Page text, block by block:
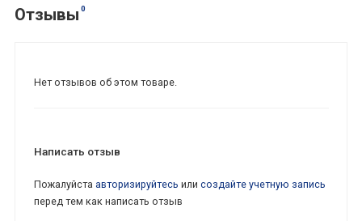
Отзывы 0
Нет отзывов об этом товаре.
Написать отзыв
Пожалуйста авторизируйтесь или создайте учетную запись
перед тем как написать отзыв